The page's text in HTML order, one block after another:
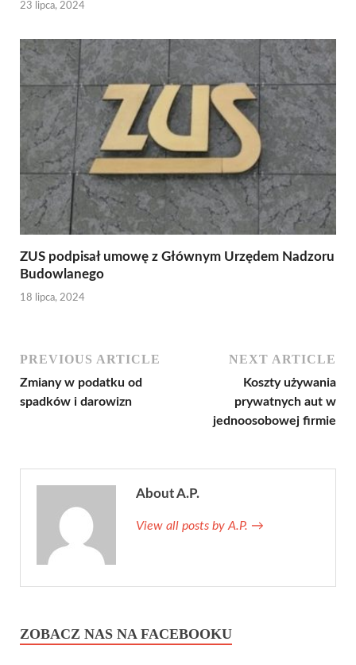
23 lipca, 2024
ZUS podpisał umowę z Głównym Urzędem Nadzoru
Budowlanego
18 lipca, 2024
PREVIOUS ARTICLE
Zmiany w podatku od
spadków i darowizn
NEXT ARTICLE
Koszty używania
prywatnych aut w
jednoosobowej firmie
About A.P.
View all posts by A.P. →
ZOBACZ NAS NA FACEBOOKU